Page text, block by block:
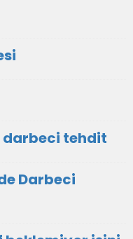
darbeci tehdit
Darbeci